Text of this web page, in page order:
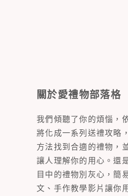
關於愛禮物部落格
我們傾聽了你的煩惱，
將化成一系列送禮攻略
方法找到合適的禮物，
讓人理解你的用心。還
目中的禮物別灰心，簡
文、手作教學影片讓你